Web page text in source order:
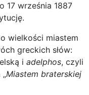
17 września 1887
wielkości miastem
greckich słów:
i adelphos, czyli
Miastem braterskiej